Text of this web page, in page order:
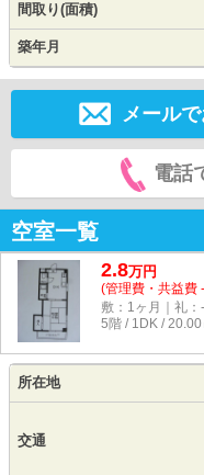
間取り(面積)
築年月
メール
電話
空室一覧
2.8万円
(管理費・共益費
敷：1ヶ月｜礼：-
5階 / 1DK / 20.00
所在地
交通